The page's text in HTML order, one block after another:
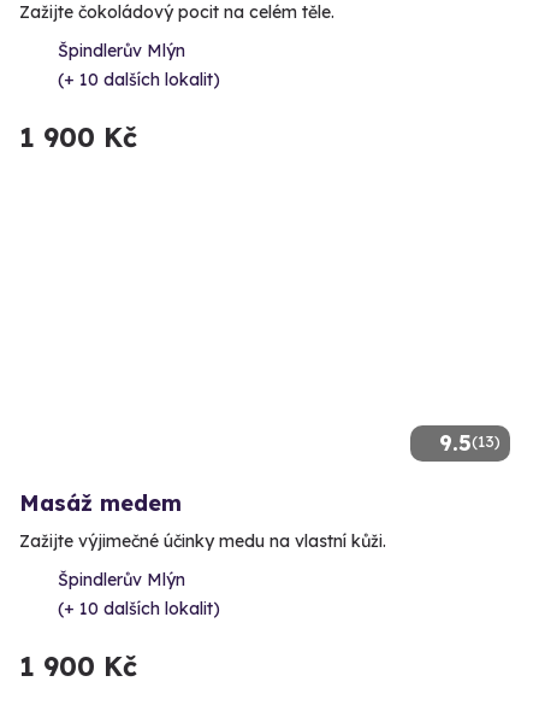
Zažijte čokoládový pocit na celém těle.
Špindlerův Mlýn
(+ 10 dalších lokalit)
1 900 Kč
9.5(13)
Masáž medem
Zažijte výjimečné účinky medu na vlastní kůži.
Špindlerův Mlýn
(+ 10 dalších lokalit)
1 900 Kč